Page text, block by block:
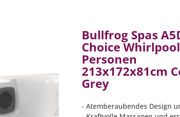
Bullfrog Spas
Choice
Personen
213x172x81cm
Grey
- Atemberaubendes Design